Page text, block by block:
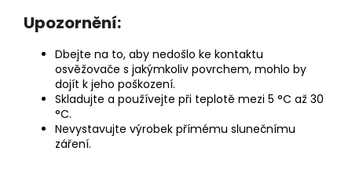
Upozornění:
Dbejte na to, aby nedošlo ke kontaktu
osvěžovače s jakýmkoliv povrchem, mohlo by
dojít k jeho poškození.
Skladujte a používejte při teplotě mezi 5 °C až 30
°C.
Nevystavujte výrobek přímému slunečnímu
záření.